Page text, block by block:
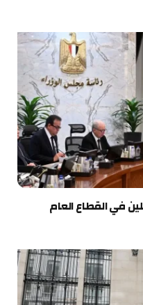
في القطاع العام